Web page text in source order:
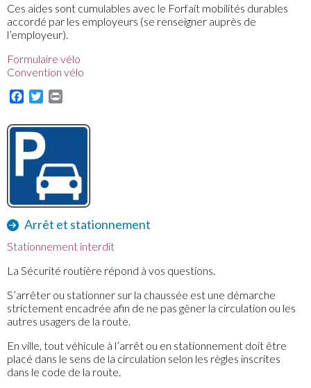
Ces aides sont cumulables avec le Forfait mobilités durables
accordé par les employeurs (se renseigner auprès de
l’employeur).
Formulaire vélo
Convention vélo
Facebook
Twitter
Arrêt et stationnement
Stationnement interdit
La Sécurité routière répond à vos questions.
S’arrêter ou stationner sur la chaussée est une démarche
strictement encadrée afin de ne pas gêner la circulation ou les
autres usagers de la route.
En ville, tout véhicule à l’arrêt ou en stationnement doit être
placé dans le sens de la circulation selon les règles inscrites
dans le code de la route.